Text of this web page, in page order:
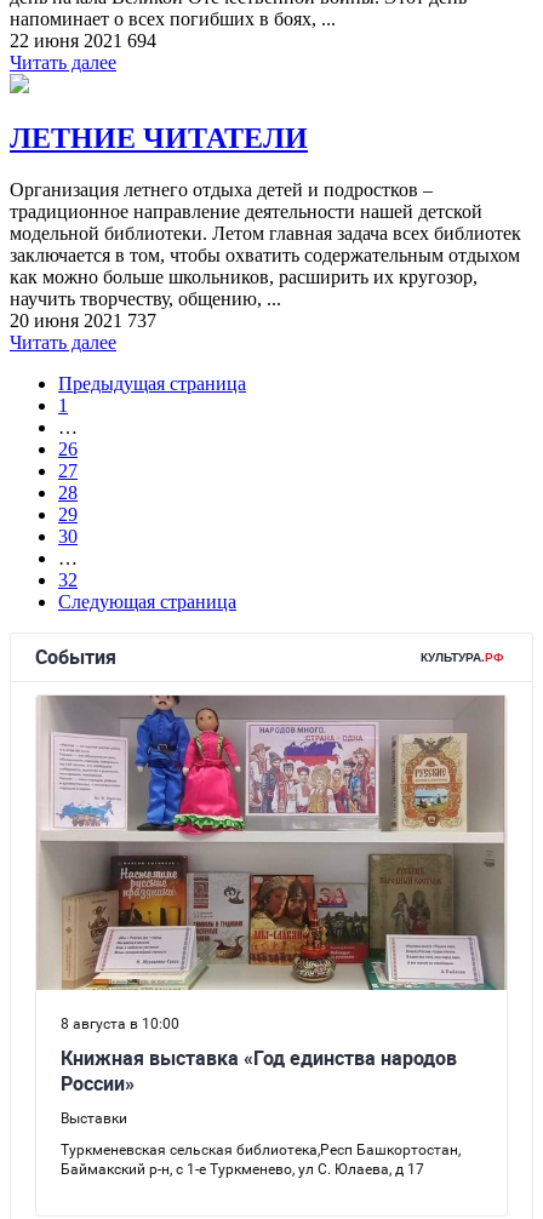
напоминает о всех погибших в боях, ...
22 июня 2021 694
Читать далее
ЛЕТНИЕ ЧИТАТЕЛИ
Организация летнего отдыха детей и подростков –
традиционное направление деятельности нашей детской
модельной библиотеки. Летом главная задача всех библиотек
заключается в том, чтобы охватить содержательным отдыхом
как можно больше школьников, расширить их кругозор,
научить творчеству, общению, ...
20 июня 2021 737
Читать далее
Предыдущая страница
1
…
26
27
28
29
30
…
32
Следующая страница